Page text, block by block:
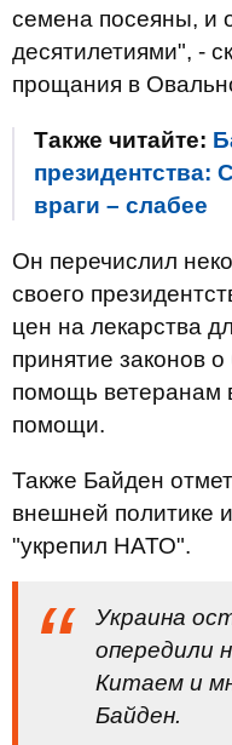
семена посеяны, и
десятилетиями", -
прощания в
Также читайте:
президентства:
враги – слабее
Он перечислил
своего
цен на лекарства
принятие законов
помощь ветеранам
помощи.
Также Байден
внешней политике
"укрепил НАТО".
Украина
опередили
Китаем и
Байден.